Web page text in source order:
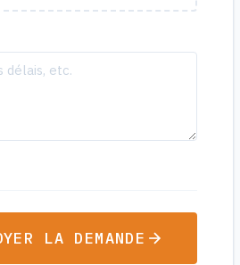
LA DEMANDE